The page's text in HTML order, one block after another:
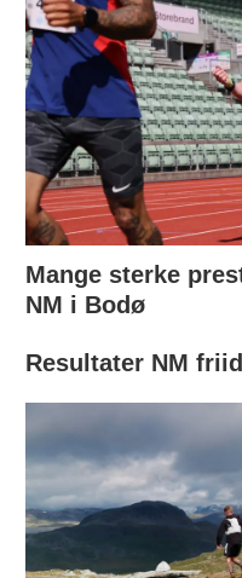
Mange sterke
NM i Bodø
Resultater NM